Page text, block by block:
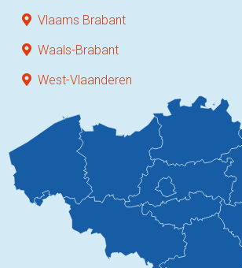
Vlaams Brabant
Waals-Brabant
West-Vlaanderen